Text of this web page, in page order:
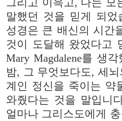
그리고 이윽고, 나는 모
말했던 것을 믿게 되었
성경은 큰 배신의 시간
것이 도달해 왔었다고
Mary Magdalene를 생
밤, 그 무엇보다도, 세
계인 정신을 죽이는 약
와줬다는 것을 말입니
얼마나 그리스도에게